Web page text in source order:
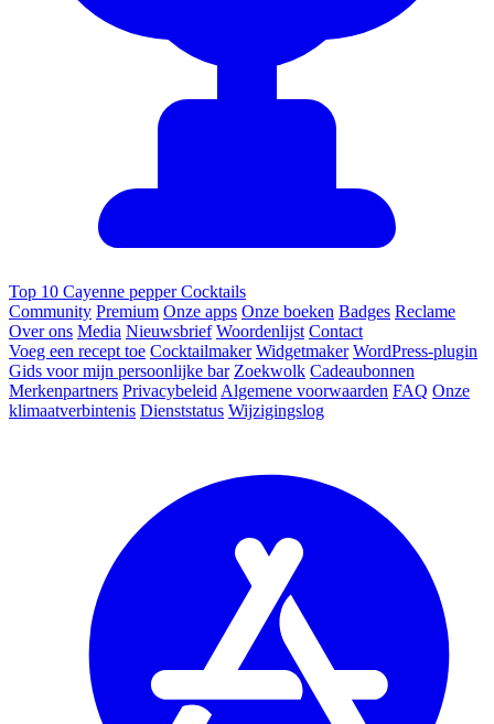
Top 10 Cayenne pepper Cocktails
Community Premium Onze apps Onze boeken Badges Reclame
Over ons Media Nieuwsbrief Woordenlijst Contact
Voeg een recept toe Cocktailmaker Widgetmaker WordPress-plugin
Gids voor mijn persoonlijke bar Zoekwolk Cadeaubonnen
Merkenpartners Privacybeleid Algemene voorwaarden FAQ Onze
klimaatverbintenis Dienststatus Wijzigingslog